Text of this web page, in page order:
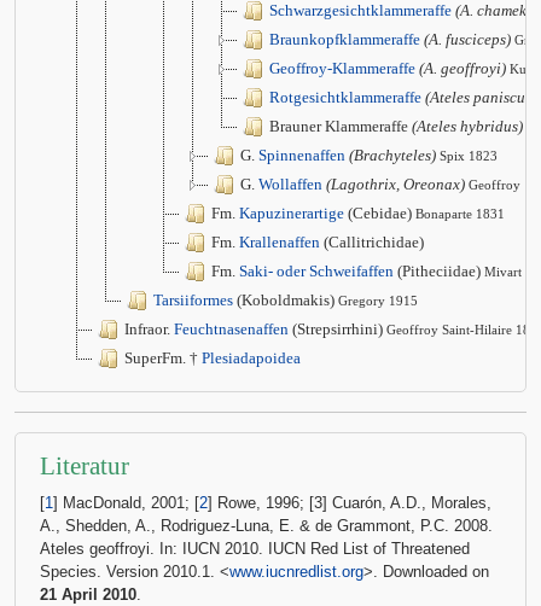
Schwarzgesichtklammeraffe (A. chamek)
Braunkopfklammeraffe (A. fusciceps)
Geoffroy-Klammeraffe (A. geoffroyi) Kuhl
Rotgesichtklammeraffe (Ateles paniscus)
Brauner Klammeraffe (Ateles hybridus)
G. Spinnenaffen (Brachyteles) Spix 1823
G. Wollaffen (Lagothrix, Oreonax) Geoffroy
Fm. Kapuzinerartige (Cebidae) Bonaparte 1831
Fm. Krallenaffen (Callitrichidae)
Fm. Saki- oder Schweifaffen (Pitheciidae) Mivart
Tarsiiformes (Koboldmakis) Gregory 1915
Infraor. Feuchtnasenaffen (Strepsirrhini) Geoffroy Saint-Hilaire
SuperFm. † Plesiadapoidea
Literatur
[1] MacDonald, 2001; [2] Rowe, 1996; [3] Cuarón, A.D., Morales,
A., Shedden, A., Rodriguez-Luna, E. & de Grammont, P.C. 2008.
Ateles geoffroyi. In: IUCN 2010. IUCN Red List of Threatened
Species. Version 2010.1. <www.iucnredlist.org>. Downloaded on
21 April 2010.